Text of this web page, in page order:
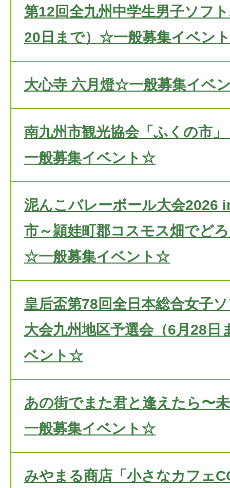
第12回全九州中学生男子ソフ
20日まで）☆一般募集イベン
大心寺 六月燈☆一般募集イベ
南九州市観光協会「ふくの市
一般募集イベント☆
泥んこバレーボール大会2026
市～頴娃町郡コスモス畑でど
☆一般募集イベント☆
皇后盃第78回全日本総合女子
大会九州地区予選会（6月28
ベント☆
あの街でまた君と逢えたら〜
一般募集イベント☆
みやまる商店「小さなカフェ